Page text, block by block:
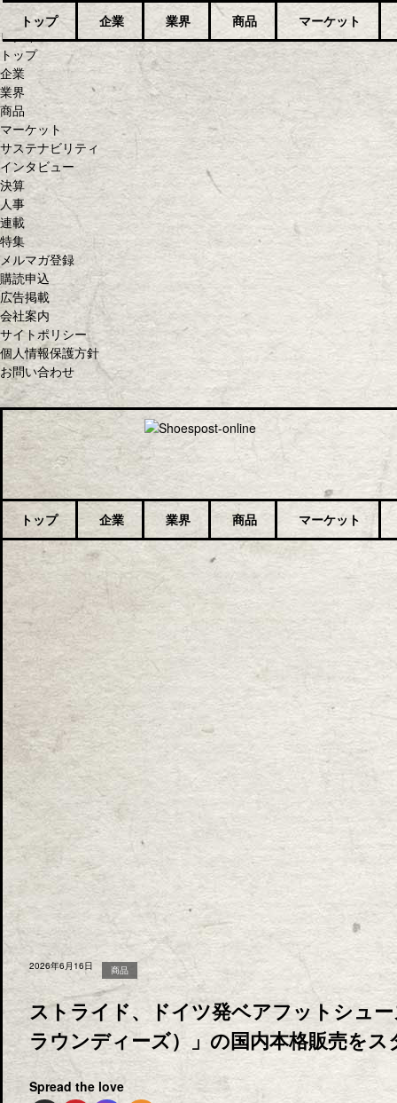
ログイン
トップ
企業
業界
商品
マーケット
サステナビリティ
インタビュー
決算
人事
連載
特集
メルマガ登録
購読申込
広告掲載
会社案内
サイトポリシー
個人情報保護方針
お問い合わせ
トップ 企業 業界 商品 マーケット
トップ 企業 業界 商品 マーケット
2026年6月16日 商品
ストライド、ドイツ発ベアフットシュ
ラウンディーズ）」の国内本格販売をス
Spread the love